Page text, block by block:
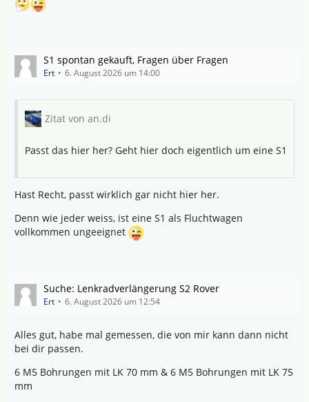
S1 spontan gekauft, Fragen über Fragen
Ert 6. August 2026 um 14:00
Zitat von an.di
Passt das hier her? Geht hier doch eigentlich um eine S1
Hast Recht, passt wirklich gar nicht hier her.
Denn wie jeder weiss, ist eine S1 als Fluchtwagen
vollkommen ungeeignet
Suche: Lenkradverlängerung S2 Rover
Ert 6. August 2026 um 12:54
Alles gut, habe mal gemessen, die von mir kann dann nicht
bei dir passen.
6 M5 Bohrungen mit LK 70 mm & 6 M5 Bohrungen mit LK 75
mm